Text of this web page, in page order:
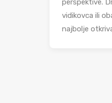
perspektive.
vidikovca ili
najbolje